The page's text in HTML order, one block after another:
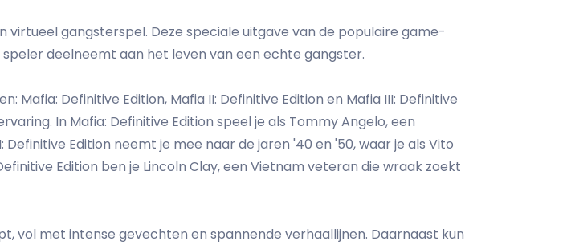
virtueel gangsterspel. Deze speciale uitgave van de populaire game-
deelneemt aan het leven van een echte gangster.
Definitive Edition, Mafia II: Definitive Edition en Mafia III: Definitive
In Mafia: Definitive Edition speel je als Tommy Angelo, een
Edition neemt je mee naar de jaren '40 en '50, waar je als Vito
Edition ben je Lincoln Clay, een Vietnam veteran die wraak zoekt
vol met intense gevechten en spannende verhaallijnen. Daarnaast kun